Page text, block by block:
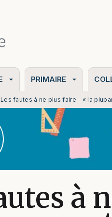
arrow_drop_down PRIMAIRE arrow_drop_down
Les fautes à ne plus faire - « la
à